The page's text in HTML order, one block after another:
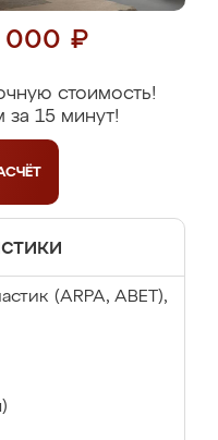
000 ₽
стоимость!
15 минут!
(ARPA, ABET),